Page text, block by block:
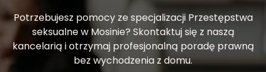
Potrzebujesz pomocy ze specjalizacji Przestępstwa
seksualne w Mosinie? Skontaktuj się z naszą
kancelarią i otrzymaj profesjonalną poradę prawną
bez wychodzenia z domu.